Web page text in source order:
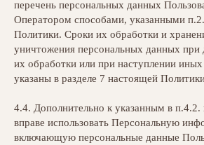
перечень персональных данных
Оператором способами, указанными
Политики. Сроки их обработки и
уничтожения персональных данных при
их обработки или при наступлении
указаны в разделе 7 настоящей
4.4. Дополнительно к указанным в
вправе использовать Персональную
включающую персональные данные